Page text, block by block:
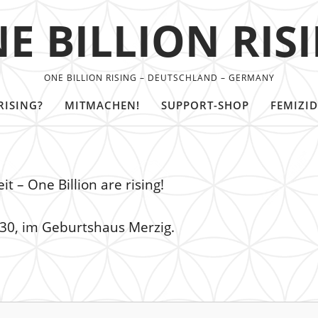
BILLION
ONE BILLION RISING – DEUTSCHLAND – GERMANY
MITMACHEN! SUPPORT-SHOP
– One Billion are rising!
im Geburtshaus Merzig.